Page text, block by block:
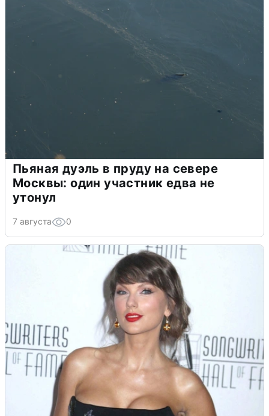
Пьяная дуэль в пруду на севере
Москвы: один участник едва не
утонул
7 августа 0